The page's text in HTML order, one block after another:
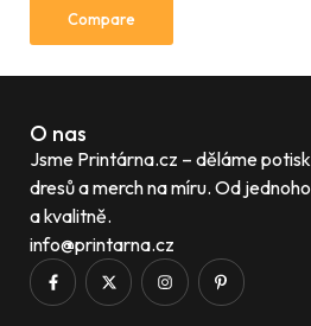
Compare
O nas
Jsme Printárna.cz – děláme
dresů a merch na míru. Od
a kvalitně.
info@printarna.cz